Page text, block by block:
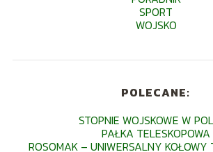
SPORT
WOJSKO
POLECANE:
STOPNIE WOJSKOWE W
PAŁKA TELESKOPOWA
ROSOMAK – UNIWERSALNY KOŁOWY